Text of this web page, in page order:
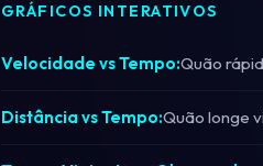
GRÁFICOS INTERATIVOS
Velocidade vs Tempo:Quão
Distância vs Tempo:Quão longe